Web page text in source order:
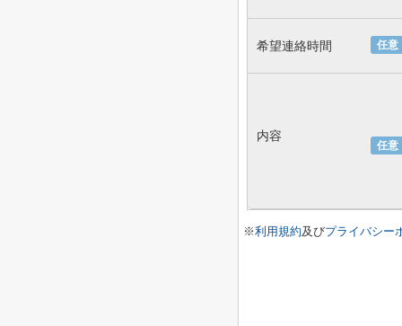
任意
希望連絡時間
任意
内容
※利用規約及びプライバシー